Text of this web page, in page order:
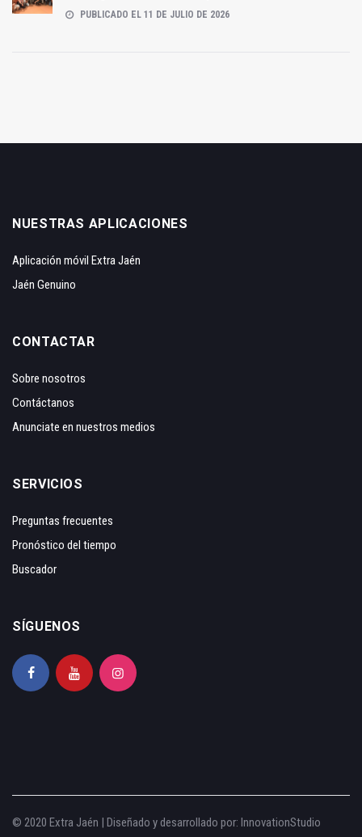
PUBLICADO EL 11 DE JULIO DE 2026
NUESTRAS APLICACIONES
Aplicación móvil Extra Jaén
Jaén Genuino
CONTACTAR
Sobre nosotros
Contáctanos
Anunciate en nuestros medios
SERVICIOS
Preguntas frecuentes
Pronóstico del tiempo
Buscador
SÍGUENOS
© 2020 Extra Jaén | Diseñado y desarrollado por: InnovationStudio